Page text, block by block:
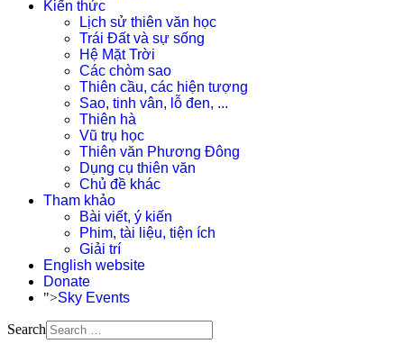
Kiến thức
Lịch sử thiên văn học
Trái Đất và sự sống
Hệ Mặt Trời
Các chòm sao
Thiên cầu, các hiện tượng
Sao, tinh vân, lỗ đen, ...
Thiên hà
Vũ trụ học
Thiên văn Phương Đông
Dụng cụ thiên văn
Chủ đề khác
Tham khảo
Bài viết, ý kiến
Phim, tài liệu, tiện ích
Giải trí
English website
Donate
">Sky Events
Search